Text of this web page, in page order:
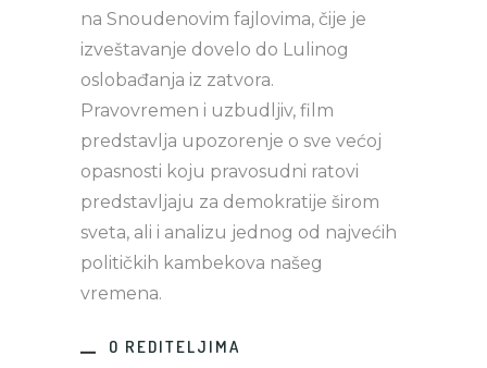
na Snoudenovim fajlovima, čije je
izveštavanje dovelo do Lulinog
oslobađanja iz zatvora.
Pravovremen i uzbudljiv, film
predstavlja upozorenje o sve većoj
opasnosti koju pravosudni ratovi
predstavljaju za demokratije širom
sveta, ali i analizu jednog od najvećih
političkih kambekova našeg
vremena.
O REDITELJIMA